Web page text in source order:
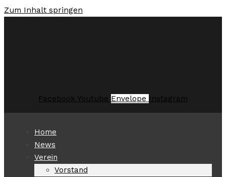
Zum Inhalt springen
Facebook Youtube Envelope Instagram
Home
News
Verein
Vorstand